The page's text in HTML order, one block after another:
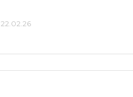
22.02.26